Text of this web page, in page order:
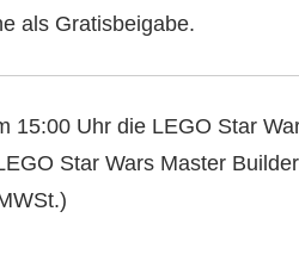
als Gratisbeigabe.
15:00 Uhr die LEGO Star
Star Wars Master